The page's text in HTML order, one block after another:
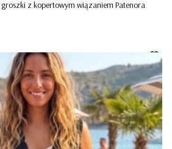
z kopertowym wiązaniem Patenora